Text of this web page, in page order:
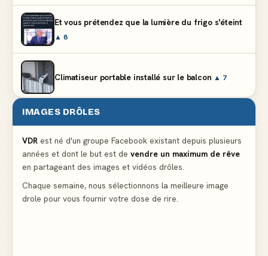
Et vous prétendez que la lumière du frigo s'éteint
▲ 8
Climatiseur portable installé sur le balcon ▲ 7
Le problème cardiaque du médecin ▲ 6
La voisine en bikini pour que le mari tonde la
pelouse
IMAGES DRÔLES
VDR est né d'un groupe Facebook existant depuis plusieurs
années et dont le but est de vendre un maximum de rêve
en partageant des images et vidéos drôles.
Chaque semaine, nous sélectionnons la meilleure image
drole pour vous fournir votre dose de rire.